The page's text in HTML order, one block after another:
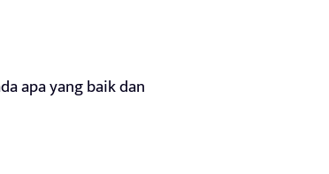
apa yang baik dan